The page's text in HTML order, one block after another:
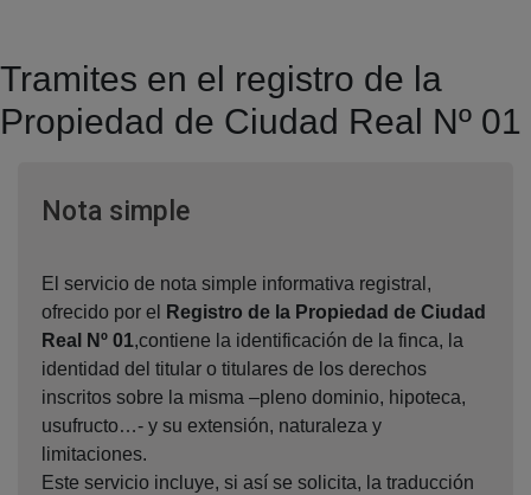
Tramites en el registro de la
Propiedad de Ciudad Real Nº 01
Nota simpleVentana nueva
El servicio de nota simple informativa registral,
ofrecido por el
Registro de la Propiedad de Ciudad
Real Nº 01,contiene la identificación de la finca, la
identidad del titular o titulares de los derechos
inscritos sobre la misma –pleno dominio, hipoteca,
usufructo…- y su extensión, naturaleza y
limitaciones.
Este servicio incluye, si así se solicita, la traducción